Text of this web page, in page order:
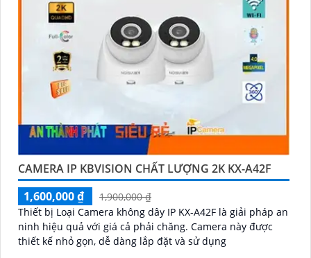
CAMERA IP KBVISION CHẤT LƯỢNG 2K KX-A42F
1,600,000 ₫
1,900,000 ₫
Thiết bị Loại Camera không dây IP KX-A42F là giải pháp an
ninh hiệu quả với giá cả phải chăng. Camera này được
thiết kế nhỏ gọn, dễ dàng lắp đặt và sử dụng